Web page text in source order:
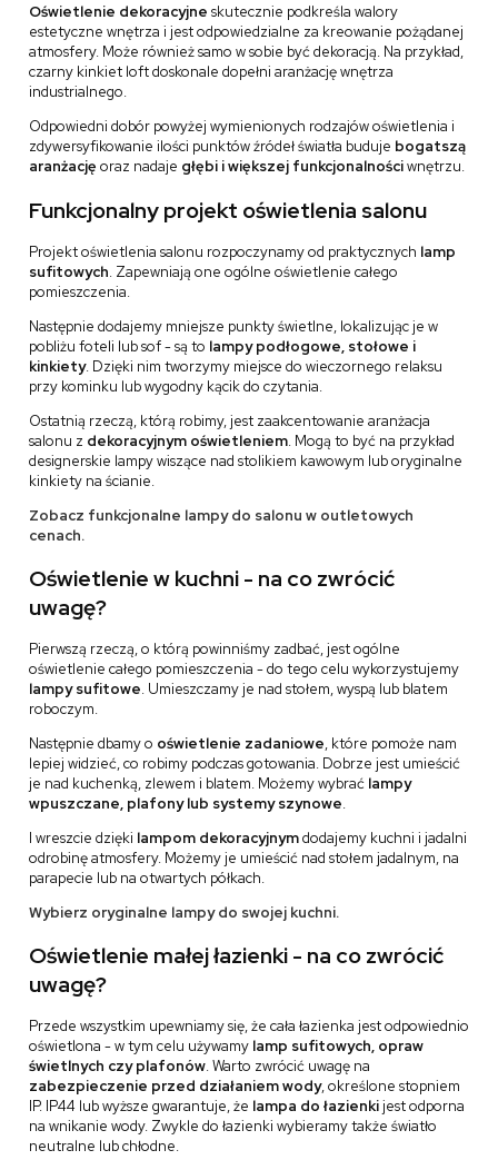
Oświetlenie dekoracyjne skutecznie podkreśla walory
estetyczne wnętrza i jest odpowiedzialne za kreowanie pożądanej
atmosfery. Może również samo w sobie być dekoracją. Na przykład,
czarny kinkiet loft doskonale dopełni aranżację wnętrza
industrialnego.
Odpowiedni dobór powyżej wymienionych rodzajów oświetlenia i
zdywersyfikowanie ilości punktów źródeł światła buduje bogatszą
aranżację oraz nadaje głębi i większej funkcjonalnościwnętrzu.
Funkcjonalny projekt oświetlenia salonu
Projekt oświetlenia salonu rozpoczynamy od praktycznych lamp
sufitowych. Zapewniają one ogólne oświetlenie całego
pomieszczenia.
Następnie dodajemy mniejsze punkty świetlne, lokalizując je w
pobliżu foteli lub sof - są to lampy podłogowe, stołowe i
kinkiety. Dzięki nim tworzymy miejsce do wieczornego relaksu
przy kominku lub wygodny kącik do czytania.
Ostatnią rzeczą, którą robimy, jest zaakcentowanie aranżacja
salonu z dekoracyjnym oświetleniem. Mogą to być na przykład
designerskie lampy wiszące nad stolikiem kawowym lub oryginalne
kinkiety na ścianie.
Zobacz funkcjonalne lampy do salonu w outletowych
cenach.
Oświetlenie w kuchni - na co zwrócić
uwagę?
Pierwszą rzeczą, o którą powinniśmy zadbać, jest ogólne
oświetlenie całego pomieszczenia - do tego celu wykorzystujemy
lampy sufitowe. Umieszczamy je nad stołem, wyspą lub blatem
roboczym.
Następnie dbamy o oświetlenie zadaniowe, które pomoże nam
lepiej widzieć, co robimy podczas gotowania. Dobrze jest umieścić
je nad kuchenką, zlewem i blatem. Możemy wybrać lampy
wpuszczane, plafony lub systemy szynowe.
I wreszcie dzięki lampom dekoracyjnymdodajemy kuchni i jadalni
odrobinę atmosfery. Możemy je umieścić nad stołem jadalnym, na
parapecie lub na otwartych półkach.
Wybierz oryginalne lampy do swojej kuchni.
Oświetlenie małej łazienki - na co zwrócić
uwagę?
Przede wszystkim upewniamy się, że cała łazienka jest odpowiednio
oświetlona - w tym celu używamy lamp sufitowych, opraw
świetlnych czy plafonów. Warto zwrócić uwagę na
zabezpieczenie przed działaniem wody, określone stopniem
IP. IP44 lub wyższe gwarantuje, że lampa do łazienkijest odporna
na wnikanie wody. Zwykle do łazienki wybieramy także światło
neutralne lub chłodne.